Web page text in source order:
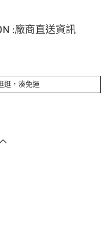
:廠商直送資訊
逛，湊免運